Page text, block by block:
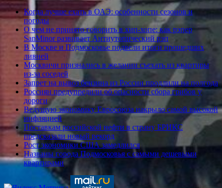
Когда лучше ехать в ОАЭ: особенности сезонов и
погоды
О чем не принято говорить в хип-хопе: как рэпер
SanMinor развивает Антиутопический рэп
В Москве и Подмосковье подвели итоги прошедших
ливней
Москвичи признались в желании съехать из квартиры
из-за соседей
Запрет на вывоз бензина из России продлили на полгода
Россиян предупредили об опасности сбора грибов у
дороги
Ведущую экономику Евросоюза накрыло самой высокой
инфляцией
Поставкам российской нефти в страну БРИКС
предсказали новый рекорд
Рост экономики США замедлился
Названы города Подмосковья с самыми дешевыми
квартирами